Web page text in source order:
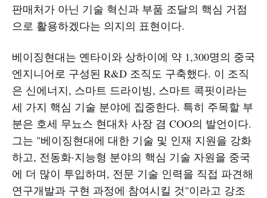
판매처가 아닌 기술 혁신과 부품 조달의 핵심 거점
으로 활용하겠다는 의지의 표현이다.
베이징현대는 옌타이와 상하이에 약 1,300명의 중국
엔지니어로 구성된 R&D 조직도 구축했다. 이 조직
은 신에너지, 스마트 드라이빙, 스마트 콕핏이라는
세 가지 핵심 기술 분야에 집중한다. 특히 주목할 부
분은 호세 무뇨스 현대차 사장 겸 COO의 발언이다.
그는 "베이징현대에 대한 기술 및 인재 지원을 강화
하고, 전동화·지능형 분야의 핵심 기술 자원을 중국
에 더 많이 투입하며, 전문 기술 인력을 직접 파견해
연구개발과 구현 과정에 참여시킬 것"이라고 강조